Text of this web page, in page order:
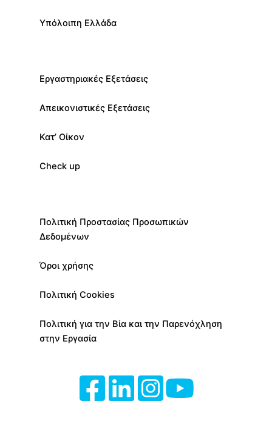
Υπόλοιπη Ελλάδα
Εργαστηριακές Εξετάσεις
Απεικονιστικές Εξετάσεις
Κατ’ Οίκον
Check up
Πολιτική Προστασίας Προσωπικών
Δεδομένων
Όροι χρήσης
Πολιτική Cookies
Πολιτική για την Βία και την Παρενόχληση
στην Εργασία